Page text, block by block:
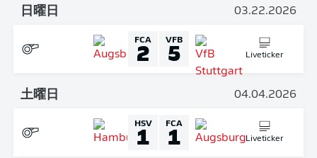
日曜日 03.22.2026
FCA
2 VFB
5 Liveticker
土曜日 04.04.2026
HSV
1 FCA
1 Liveticker